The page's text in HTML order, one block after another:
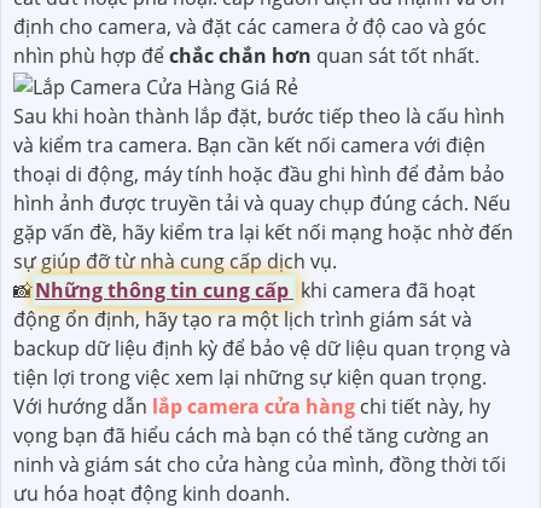
định cho camera, và đặt các camera ở độ cao và góc
nhìn phù hợp đểchắc chắn hơn quan sát tốt nhất.
Sau khi hoàn thành lắp đặt, bước tiếp theo là cấu hình
và kiểm tra camera. Bạn cần kết nối camera với điện
thoại di động, máy tính hoặc đầu ghi hình để đảm bảo
hình ảnh được truyền tải và quay chụp đúng cách. Nếu
gặp vấn đề, hãy kiểm tra lại kết nối mạng hoặc nhờ đến
sự giúp đỡ từ nhà cung cấp dịch vụ.
📸Những thông tin cung cấp khi camera đã hoạt
động ổn định, hãy tạo ra một lịch trình giám sát và
backup dữ liệu định kỳ để bảo vệ dữ liệu quan trọng và
tiện lợi trong việc xem lại những sự kiện quan trọng.
Với hướng dẫn lắp camera cửa hàng chi tiết này, hy
vọng bạn đã hiểu cách mà bạn có thể tăng cường an
ninh và giám sát cho cửa hàng của mình, đồng thời tối
ưu hóa hoạt động kinh doanh.